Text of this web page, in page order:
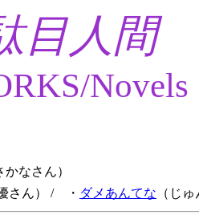
目人間
Novels
かなさん）
さん） / ・ ダメあんてな （じ